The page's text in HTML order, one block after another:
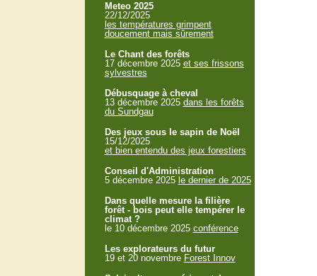
Meteo 2025
22/12/2025
les températures grimpent
doucement mais sûrement
Le Chant des forêts
17 décembre 2025 et ses frissons
sylvestres
Débusquage à cheval
13 décembre 2025 dans les forêts
du Sundgau
Des jeux sous le sapin de Noël
15/12/2025
et bien entendu des jeux forestiers
Conseil d'Administration
5 décembre 2025 le dernier de 2025
Dans quelle mesure la filière
forêt - bois peut elle tempérer le
climat ?
le 10 décembre 2025 conférence
Les explorateurs du futur
19 et 20 novembre Forest Innov